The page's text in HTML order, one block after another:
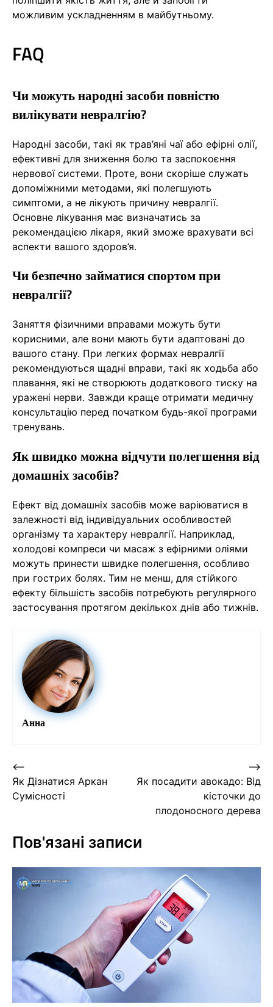
можливим ускладненням в майбутньому.
FAQ
Чи можуть народні засоби повністю
вилікувати невралгію?
Народні засоби, такі як трав’яні чаї або ефірні олії,
ефективні для зниження болю та заспокоєння
нервової системи. Проте, вони скоріше служать
допоміжними методами, які полегшують
симптоми, а не лікують причину невралгії.
Основне лікування має визначатись за
рекомендацією лікаря, який зможе врахувати всі
аспекти вашого здоров’я.
Чи безпечно займатися спортом при
невралгії?
Заняття фізичними вправами можуть бути
корисними, але вони мають бути адаптовані до
вашого стану. При легких формах невралгії
рекомендуються щадні вправи, такі як ходьба або
плавання, які не створюють додаткового тиску на
уражені нерви. Завжди краще отримати медичну
консультацію перед початком будь-якої програми
тренувань.
Як швидко можна відчути полегшення від
домашніх засобів?
Ефект від домашніх засобів може варіюватися в
залежності від індивідуальних особливостей
організму та характеру невралгії. Наприклад,
холодові компреси чи масаж з ефірними оліями
можуть принести швидке полегшення, особливо
при гострих болях. Тим не менш, для стійкого
ефекту більшість засобів потребують регулярного
застосування протягом декількох днів або тижнів.
Анна
Навігація
записів
⟵
Як Дізнатися Аркан
Сумісності
Як посадити авокадо: Від
кісточки до
плодоносного дерева
⟶
Пов'язані записи